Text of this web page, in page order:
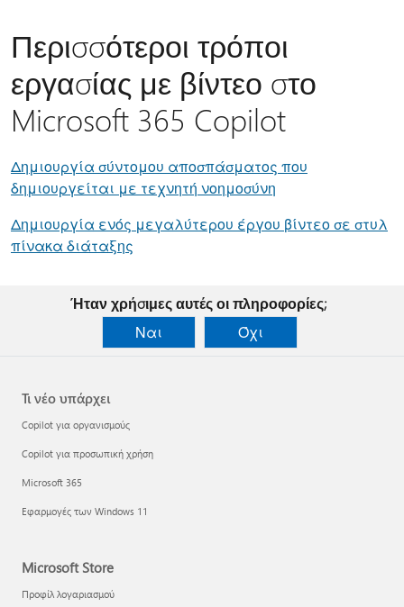
Περισσότεροι τρόποι
εργασίας με βίντεο στο
Microsoft 365 Copilot
Δημιουργία σύντομου αποσπάσματος που
δημιουργείται με τεχνητή νοημοσύνη
Δημιουργία ενός μεγαλύτερου έργου βίντεο σε στυλ
πίνακα διάταξης
Ήταν χρήσιμες αυτές οι πληροφορίες;
Ναι
Όχι
Τι νέο υπάρχει
Copilot για οργανισμούς
Copilot για προσωπική χρήση
Microsoft 365
Εφαρμογές των Windows 11
Microsoft Store
Προφίλ λογαριασμού